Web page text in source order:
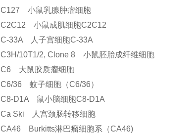
C127 小鼠乳腺肿瘤细胞
C2C12 小鼠成肌细胞C2C12
C-33A 人子宫细胞C-33A
C3H/10T1/2, Clone 8 小鼠胚胎成纤维细胞
C6 大鼠胶质瘤细胞
C6/36 蚊子细胞（C6/36）
C8-D1A 鼠小脑细胞C8-D1A
Ca Ski 人宫颈肠转移细胞
CA46 Burkitts淋巴瘤细胞系（CA46)